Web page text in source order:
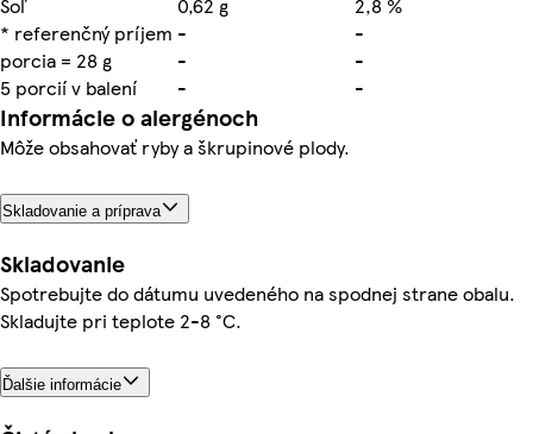
* referenčný príjem -
-
porcia = 28 g
-
-
5 porcií v balení
- -
Informácie o alergénoch
Môže obsahovať ryby a škrupinové plody.
Skladovanie a príprava
Skladovanie
Spotrebujte do dátumu uvedeného na spodnej strane obalu.
Skladujte pri teplote 2-8 °C.
Ďalšie informácie